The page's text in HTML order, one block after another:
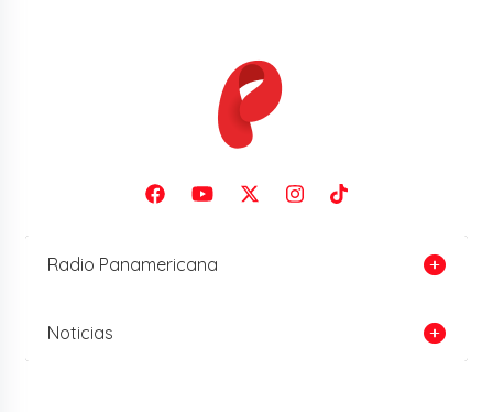
Radio Panamericana
Noticias